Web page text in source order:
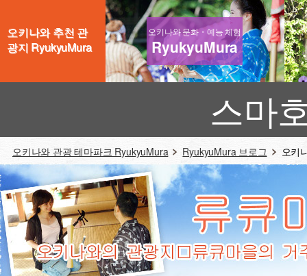
오키나와 추천 관
광지 RyukyuMura
오키나와 문화・예능 체험
RyukyuMura
스마
오키나와 관광 테마파크 RyukyuMura RyukyuMura 브로그 오키